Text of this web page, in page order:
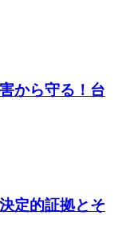
から守る！台
定的証拠とそ